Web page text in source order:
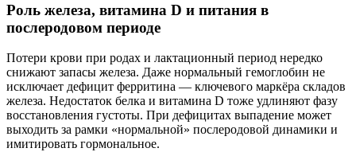
Роль железа, витамина D и питания в
послеродовом периоде
Потери крови при родах и лактационный период нередко
снижают запасы железа. Даже нормальный гемоглобин не
исключает дефицит ферритина — ключевого маркёра складов
железа. Недостаток белка и витамина D тоже удлиняют фазу
восстановления густоты. При дефицитах выпадение может
выходить за рамки «нормальной» послеродовой динамики и
имитировать гормональное.